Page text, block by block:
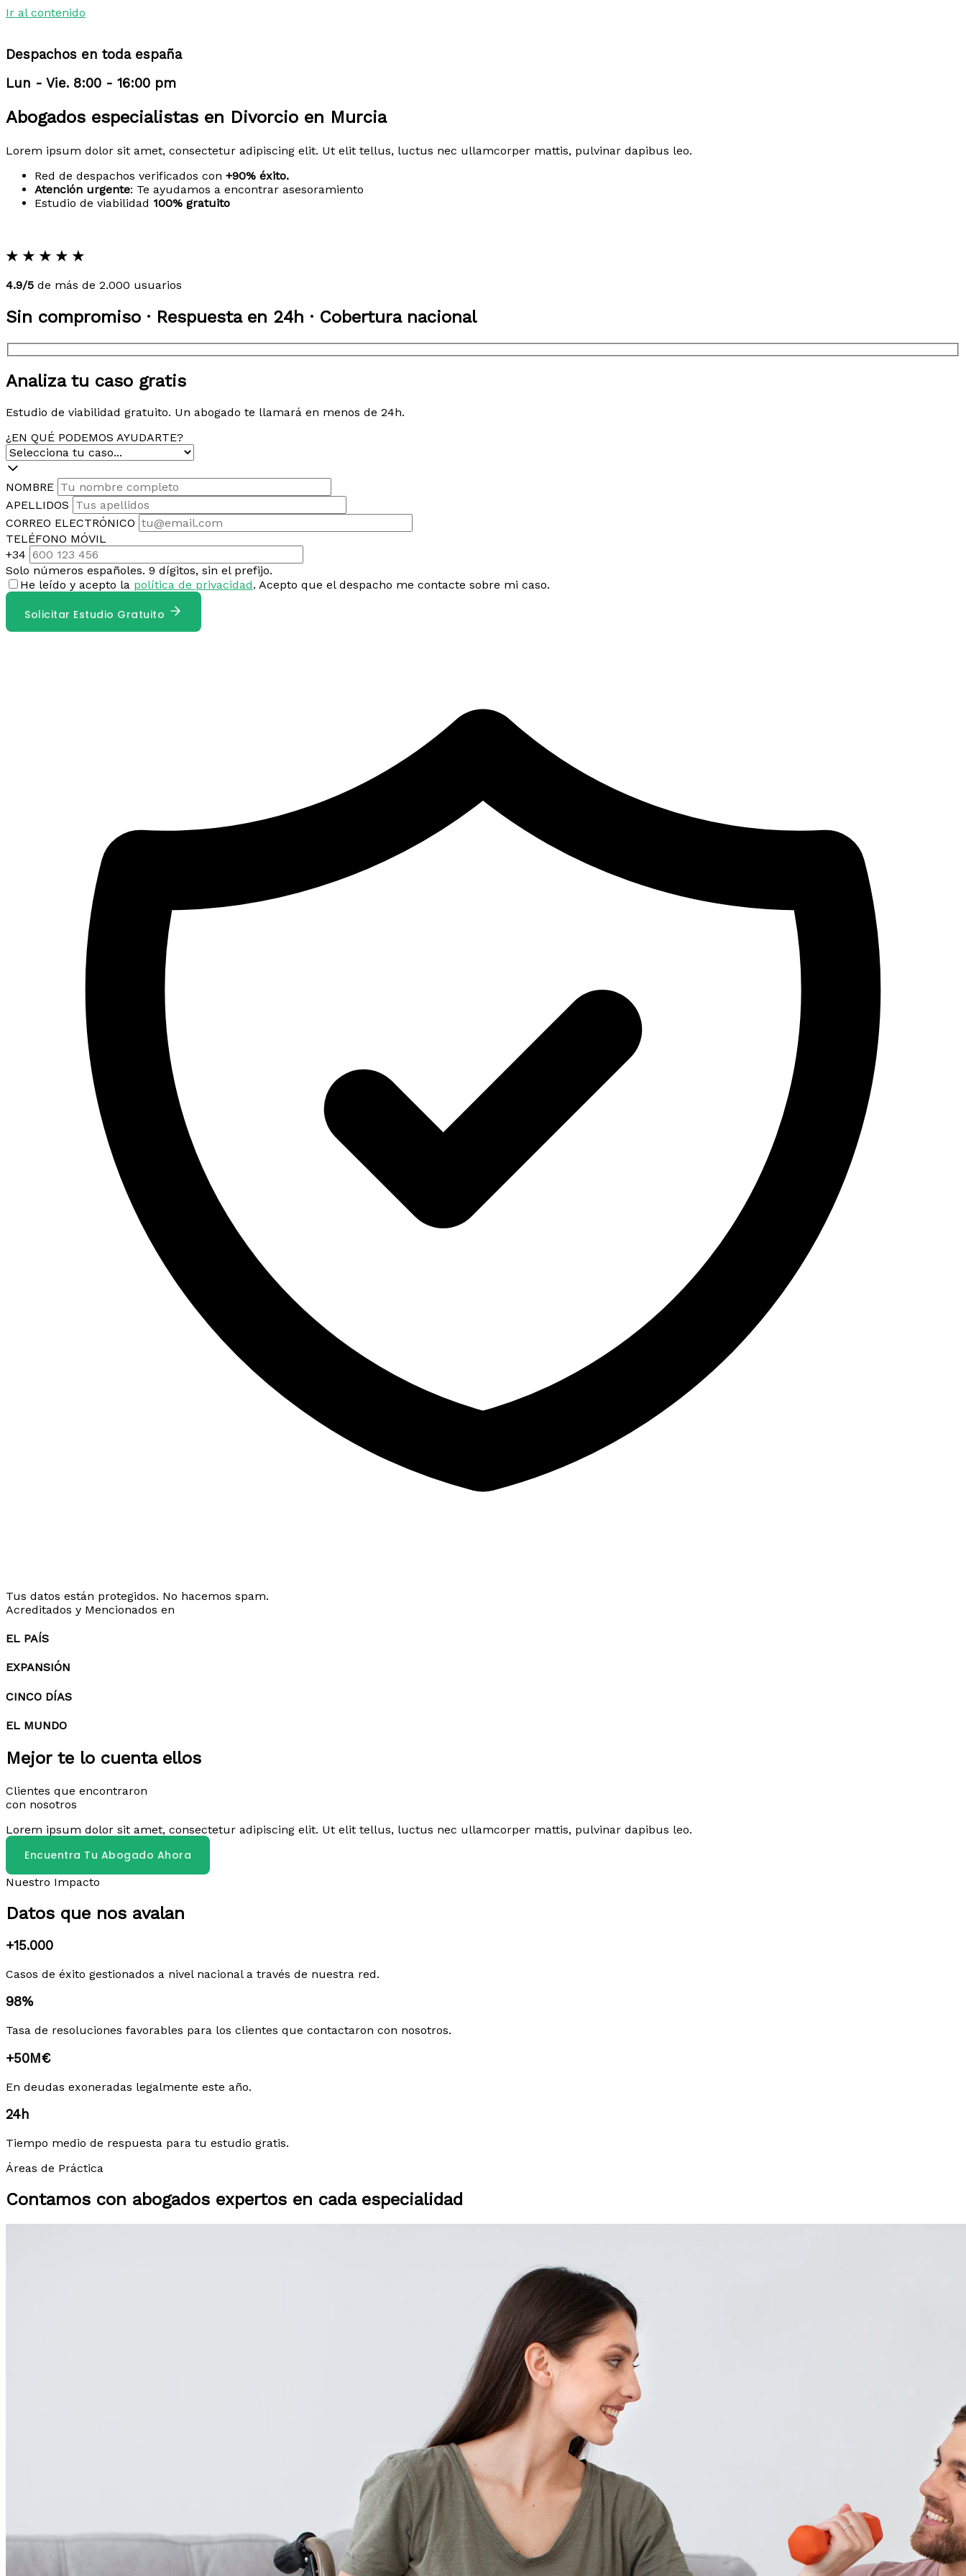
Ir al contenido
Despachos en toda españa
Lun - Vie. 8:00 - 16:00 pm
Abogados especialistas en Divorcio en Murcia
Lorem ipsum dolor sit amet, consectetur adipiscing elit. Ut elit tellus, luctus nec ullamcorper mattis, pulvinar dapibus leo.
Red de despachos verificados con +90% éxito.
Atención urgente: Te ayudamos a encontrar asesoramiento
Estudio de viabilidad 100% gratuito
★ ★ ★ ★ ★
4.9/5 de más de 2.000 usuarios
Sin compromiso · Respuesta en 24h · Cobertura nacional
Analiza tu caso gratis
Estudio de viabilidad gratuito. Un abogado te llamará en menos de 24h.
¿EN QUÉ PODEMOS AYUDARTE?
NOMBRE
APELLIDOS
CORREO ELECTRÓNICO
TELÉFONO MÓVIL
+34
Solo números españoles. 9 dígitos, sin el prefijo.
He leído y acepto la política de privacidad. Acepto que el despacho me contacte sobre mi caso.
Solicitar Estudio Gratuito
Tus datos están protegidos. No hacemos spam.
Acreditados y Mencionados en
EL PAÍS
EXPANSIÓN
CINCO DÍAS
EL MUNDO
Mejor te lo cuenta ellos
Clientes que encontraron
con nosotros
Lorem ipsum dolor sit amet, consectetur adipiscing elit. Ut elit tellus, luctus nec ullamcorper mattis, pulvinar dapibus leo.
Encuentra Tu Abogado Ahora
Nuestro Impacto
Datos que nos avalan
+15.000
Casos de éxito gestionados a nivel nacional a través de nuestra red.
98%
Tasa de resoluciones favorables para los clientes que contactaron con nosotros.
+50M€
En deudas exoneradas legalmente este año.
24h
Tiempo medio de respuesta para tu estudio gratis.
Áreas de Práctica
Contamos con abogados expertos en cada especialidad